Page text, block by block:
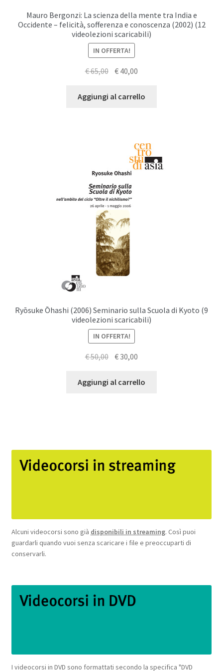
Mauro Bergonzi: La scienza della mente tra India e
Occidente – felicità, sofferenza e conoscenza (2002) (12
videolezioni scaricabili)
IN OFFERTA!
€65,00
originale
€ 40,00
attuale
Aggiungi al carrello
Ryōsuke Ōhashi (2006) Seminario sulla Scuola di Kyoto (9
videolezioni scaricabili)
IN OFFERTA!
€50,00
originale
€30,00
attuale
Aggiungi al carrello
Alcuni videocorsi sono già disponibili in streaming. Così puoi
guardarli quando vuoi senza scaricare i file e preoccuparti di
conservarli.
I videocorsi in DVD sono formattati secondo la specifica "DVD